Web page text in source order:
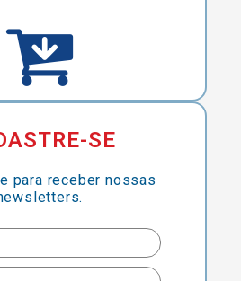
SE
para receber nossas